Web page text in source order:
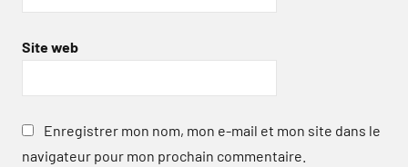
Site web
Enregistrer mon nom, mon e-mail et mon site dans le
navigateur pour mon prochain commentaire.